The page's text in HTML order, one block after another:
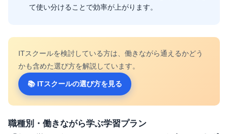
て使い分けることで効率が上がります。
ITスクールを検討している方は、働きながら通えるかどう
かも含めた選び方を解説しています。
📚 ITスクールの選び方を見る
職種別・働きながら学ぶ学習プラン